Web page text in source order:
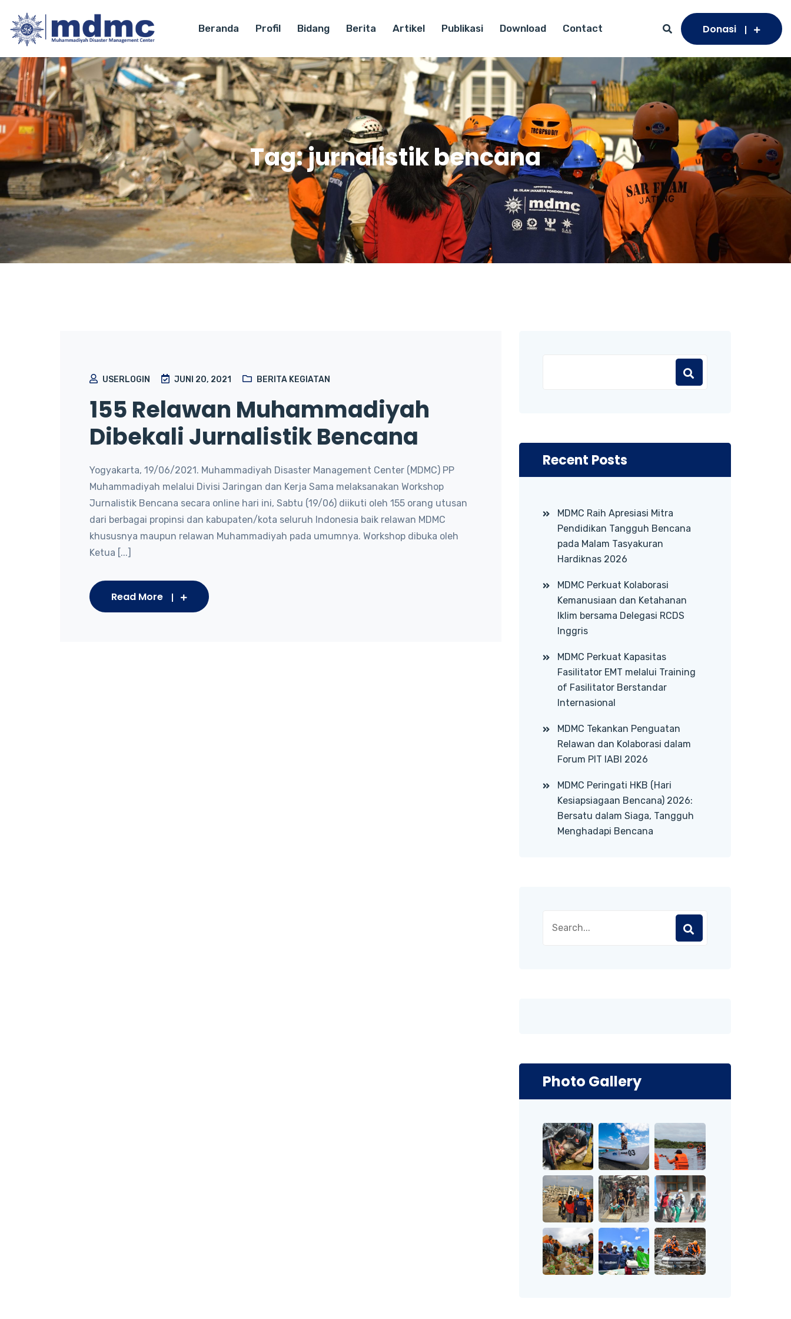
Beranda Profil Bidang Berita Artikel Publikasi Download Contact Donasi
Tag:jurnalistik bencana
USERLOGIN JUNI 20, 2021 BERITA KEGIATAN
155 Relawan Muhammadiyah
Dibekali Jurnalistik Bencana
Yogyakarta, 19/06/2021. Muhammadiyah Disaster Management Center (MDMC) PP
Muhammadiyah melalui Divisi Jaringan dan Kerja Sama melaksanakan Workshop
Jurnalistik Bencana secara online hari ini, Sabtu (19/06) diikuti oleh 155 orang utusan
dari berbagai propinsi dan kabupaten/kota seluruh Indonesia baik relawan MDMC
khususnya maupun relawan Muhammadiyah pada umumnya. Workshop dibuka oleh
Ketua [...]
Read More
Recent Posts
MDMC Raih Apresiasi Mitra
Pendidikan Tangguh Bencana
pada Malam Tasyakuran
Hardiknas 2026
MDMC Perkuat Kolaborasi
Kemanusiaan dan Ketahanan
Iklim bersama Delegasi RCDS
Inggris
MDMC Perkuat Kapasitas
Fasilitator EMT melalui Training
of Fasilitator Berstandar
Internasional
MDMC Tekankan Penguatan
Relawan dan Kolaborasi dalam
Forum PIT IABI 2026
MDMC Peringati HKB (Hari
Kesiapsiagaan Bencana) 2026:
Bersatu dalam Siaga, Tangguh
Menghadapi Bencana
Photo Gallery